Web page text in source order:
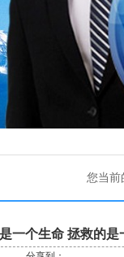
您当前
一个生命 拯救的是